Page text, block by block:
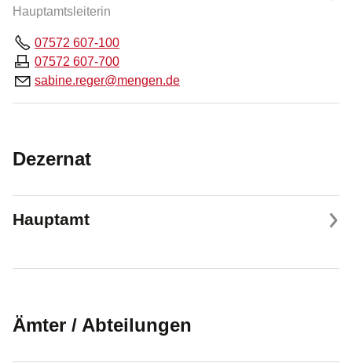
Hauptamtsleiterin
07572 607-100
07572 607-700
s
b n r g r m ng n d
Dezernat
Hauptamt
Ämter / Abteilungen